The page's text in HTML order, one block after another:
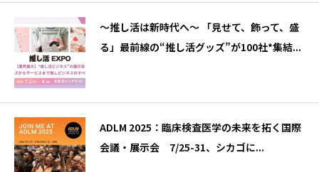
〜推し活は新時代へ〜 「見せて、飾って、盛
る」最前線の“推し活グッズ”が100社*集結...
ADLM 2025：臨床検査医学の未来を拓く国際
会議・展示会 7/25-31、シカゴに...